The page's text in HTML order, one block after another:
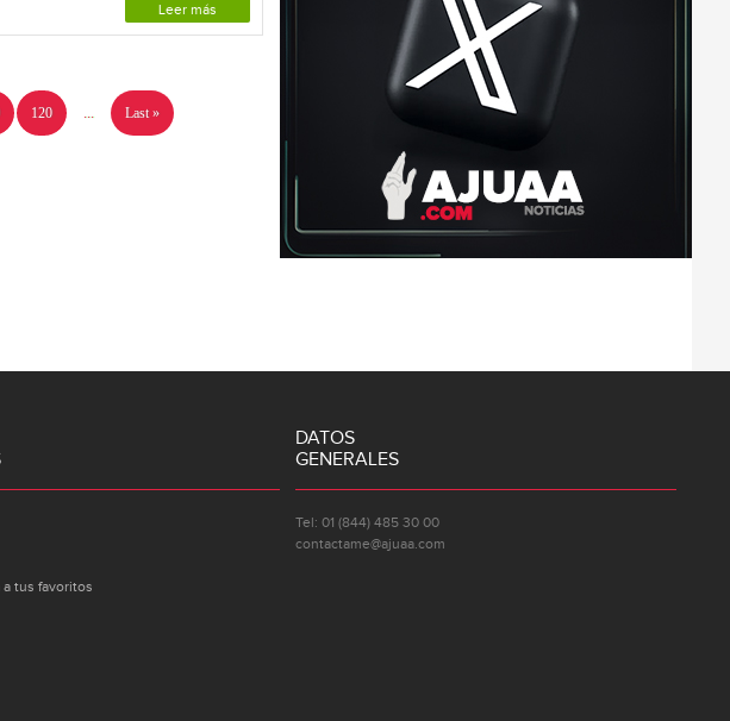
Leer más
120 ... Last »
tus favoritos
DATOS
GENERALES
Tel: 01 (844) 485 30 00
contactame@ajuaa.com